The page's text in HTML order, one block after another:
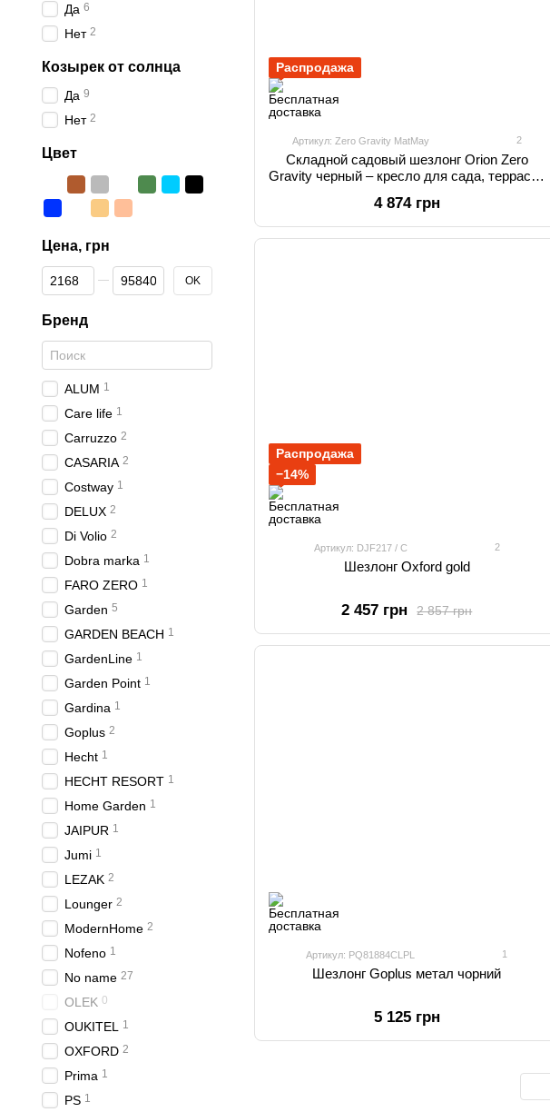
Распродажа
Артикул: Zero Gravity MatMay 2
Складной садовый шезлонг Orion Zero
Gravity черный – кресло для сада, террасы,
4 874 грн
Распродажа
−14%
Артикул: DJF217 / С 2
Шезлонг Oxford gold
2 857 грн
2 457 грн
Артикул: PQ81884CLPL 1
Шезлонг Goplus метал чорний
5 125 грн
Да 6
Нет 2
Козырек от солнца
Да 9
Нет 2
Цвет
Цена, грн
От Цена, грн
До Цена, грн OK
Бренд
ALUM 1
Care life 1
Carruzzo 2
CASARIA 2
Costway 1
DELUX 2
Di Volio 2
Dobra marka 1
FARO ZERO 1
Garden 5
GARDEN BEACH 1
GardenLine 1
Garden Point 1
Gardina 1
Goplus 2
Hecht 1
HECHT RESORT 1
Home Garden 1
JAIPUR 1
Jumi 1
LEZAK 2
Lounger 2
ModernHome 2
Nofeno 1
No name 27
OLEK 0
OUKITEL 1
OXFORD 2
Prima 1
PS 1